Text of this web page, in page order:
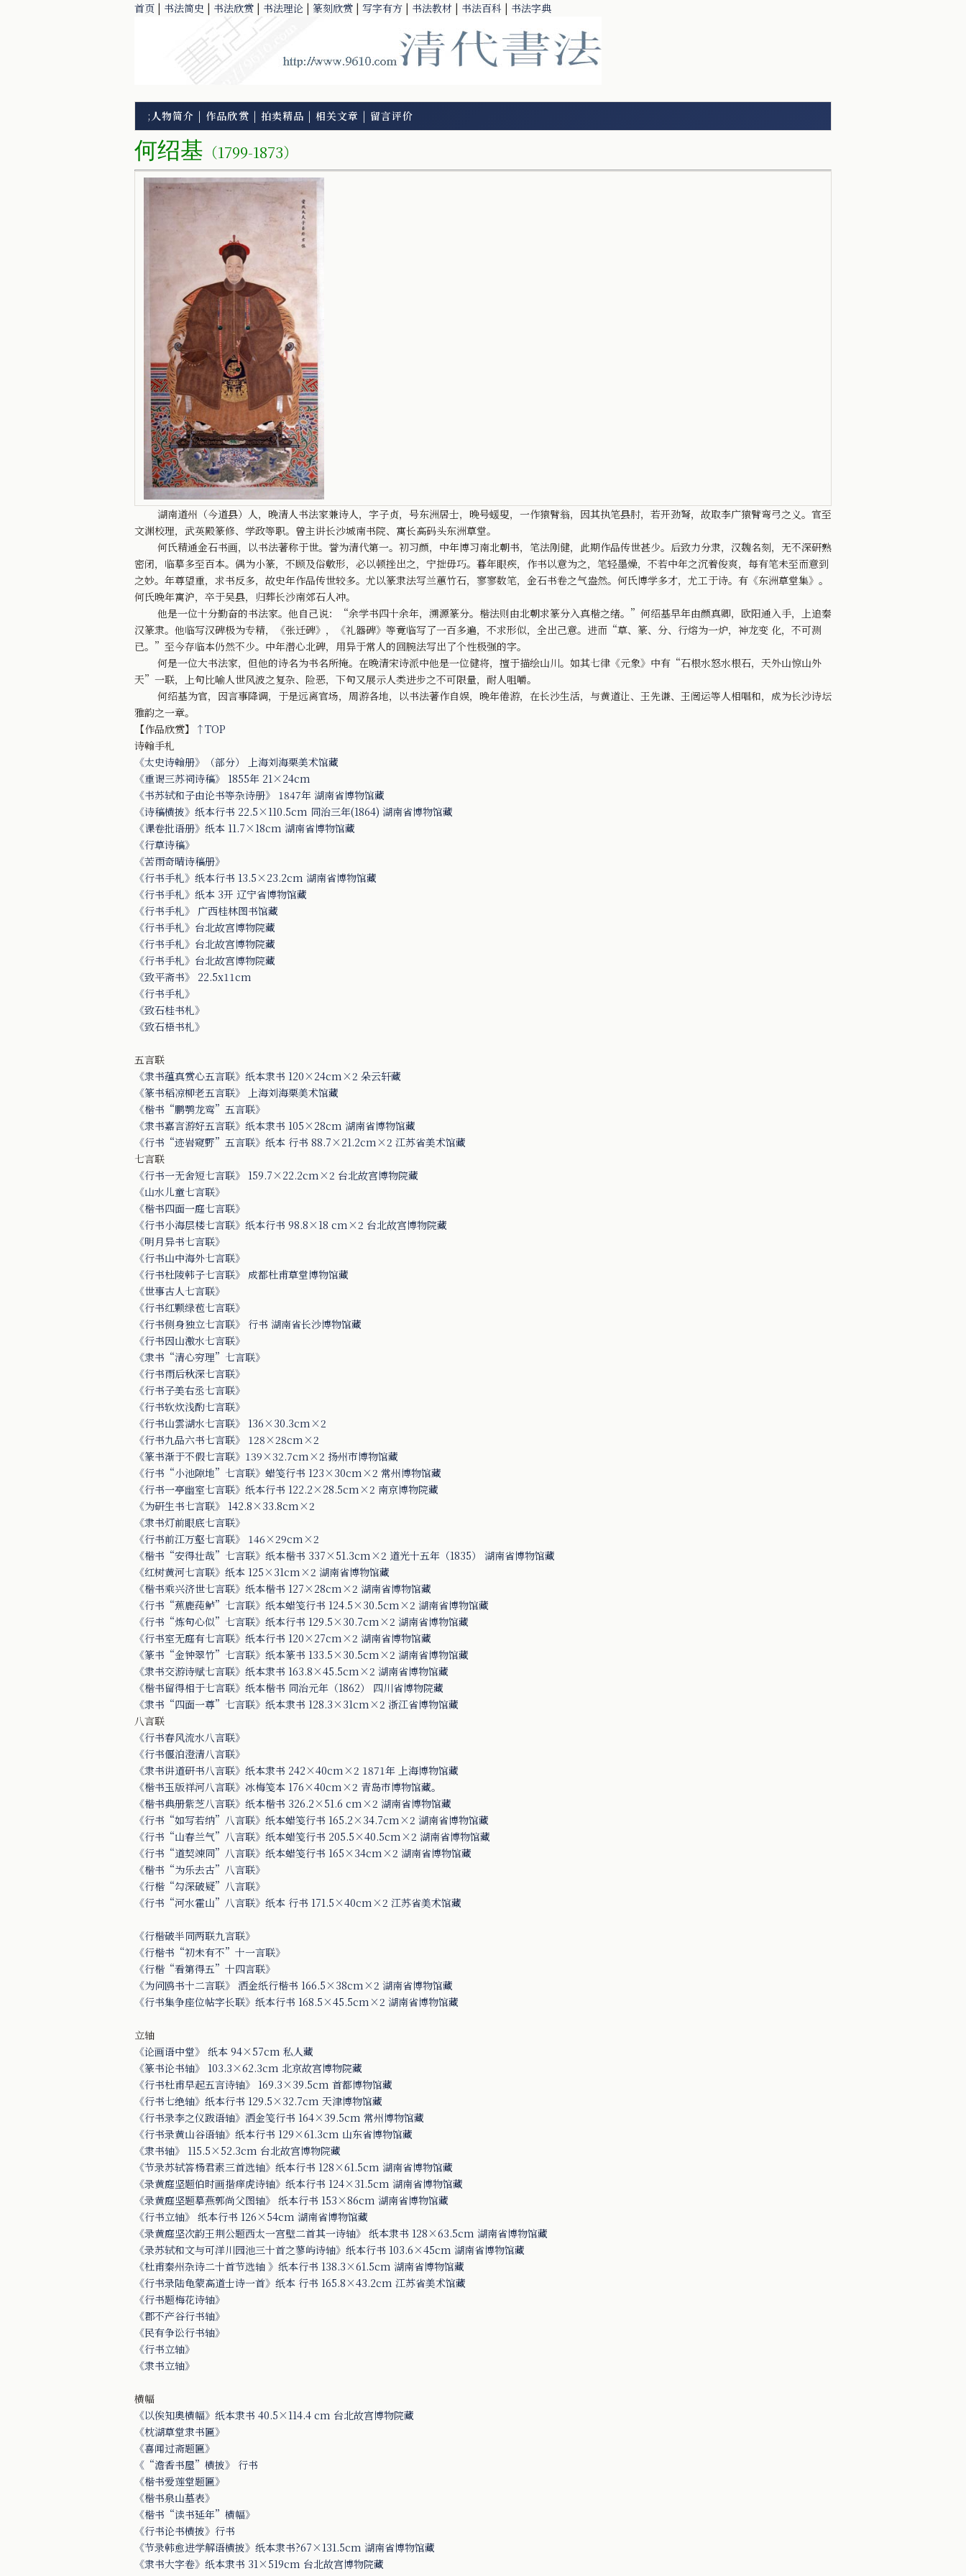
首页 | 书法简史 | 书法欣赏 | 书法理论 | 篆刻欣赏 | 写字有方 | 书法教材 | 书法百科 | 书法字典
; 人物简介 | 作品欣赏 | 拍卖精品 | 相关文章 | 留言评价
何绍基 （1799-1873）
湖南道州（今道县）人，晚清人书法家兼诗人，字子贞，号东洲居士，晚号蝯叟，一作猿臂翁，因其执笔县肘，若开劲弩，故取李广猿臂弯弓之义。官至
文渊校理，武英殿篆修、学政等职。曾主讲长沙城南书院、寓长高码头东洲草堂。
何氏精通金石书画，以书法著称于世。誉为清代第一。初习颜，中年博习南北朝书，笔法刚健，此期作品传世甚少。后致力分隶，汉魏名刻，无不深研熟
密闭，临摹多至百本。偶为小篆，不顾及俗敷形，必以顿挫出之，宁拙毋巧。暮年眼疾，作书以意为之，笔轻墨燥，不若中年之沉着俊爽，每有笔未至而意到
之妙。年尊望重，求书反多，故史年作品传世较多。尤以篆隶法写兰蕙竹石，寥寥数笔，金石书卷之气盎然。何氏博学多才，尤工于诗。有《东洲草堂集》。
何氏晚年寓沪，卒于吴县，归葬长沙南郊石人冲。
他是一位十分勤奋的书法家。他自己说：“余学书四十余年，溯源篆分。楷法则由北朝求篆分入真楷之绪。”何绍基早年由颜真卿，欧阳通入手，上追秦
汉篆隶。他临写汉碑极为专精，《张迁碑》，《礼器碑》等竟临写了一百多遍，不求形似，全出己意。进而“草、篆、分、行熔为一炉，神龙变 化，不可测
已。”至今存临本仍然不少。中年潜心北碑，用异于常人的回腕法写出了个性极强的字。
何是一位大书法家，但他的诗名为书名所掩。在晚清宋诗派中他是一位健将，擅于描绘山川。如其七律《元象》中有“石根水怒水根石，天外山惊山外
天”一联，上句比喻人世风波之复杂、险恶，下句又展示人类进步之不可限量，耐人咀嚼。
何绍基为官，因言事降调，于是远离官场，周游各地，以书法著作自娱，晚年倦游，在长沙生活，与黄道让、王先谦、王闿运等人相唱和，成为长沙诗坛
雅韵之一章。
【作品欣赏】 ↑TOP
诗翰手札
《太史诗翰册》（部分） 上海刘海栗美术馆藏
《重谒三苏祠诗稿》 1855年 21×24cm
《书苏轼和子由论书等杂诗册》 1847年 湖南省博物馆藏
《诗稿横披》纸本行书 22.5×110.5cm 同治三年(1864) 湖南省博物馆藏
《课卷批语册》纸本 11.7×18cm 湖南省博物馆藏
《行草诗稿》
《苦雨奇晴诗稿册》
《行书手札》纸本行书 13.5×23.2cm 湖南省博物馆藏
《行书手札》纸本 3开 辽宁省博物馆藏
《行书手札》 广西桂林图书馆藏
《行书手札》台北故宫博物院藏
《行书手札》台北故宫博物院藏
《行书手札》台北故宫博物院藏
《致平斋书》 22.5x11cm
《行书手札》
《致石桂书札》
《致石梧书札》
五言联
《隶书蕴真赏心五言联》纸本隶书 120×24cm×2 朵云轩藏
《篆书稻凉柳老五言联》 上海刘海栗美术馆藏
《楷书“鹏鹗龙鸾”五言联》
《隶书嘉言游好五言联》纸本隶书 105×28cm 湖南省博物馆藏
《行书“迹岩窥野”五言联》纸本 行书 88.7×21.2cm×2 江苏省美术馆藏
七言联
《行书一无舍短七言联》 159.7×22.2cm×2 台北故宫博物院藏
《山水儿童七言联》
《楷书四面一庭七言联》
《行书小海层楼七言联》纸本行书 98.8×18 cm×2 台北故宫博物院藏
《明月异书七言联》
《行书山中海外七言联》
《行书杜陵韩子七言联》 成都杜甫草堂博物馆藏
《世事古人七言联》
《行书红颗绿苞七言联》
《行书侧身独立七言联》 行书 湖南省长沙博物馆藏
《行书因山激水七言联》
《隶书“清心穷理”七言联》
《行书雨后秋深七言联》
《行书子美右丞七言联》
《行书软炊浅酌七言联》
《行书山雲湖水七言联》 136×30.3cm×2
《行书九品六书七言联》 128×28cm×2
《篆书渐于不假七言联》139×32.7cm×2 扬州市博物馆藏
《行书“小池隙地”七言联》蜡笺行书 123×30cm×2 常州博物馆藏
《行书一亭幽室七言联》纸本行书 122.2×28.5cm×2 南京博物院藏
《为研生书七言联》 142.8×33.8cm×2
《隶书灯前眼底七言联》
《行书前江万壑七言联》 146×29cm×2
《楷书“安得壮哉”七言联》纸本楷书 337×51.3cm×2 道光十五年（1835） 湖南省博物馆藏
《红树黄河七言联》纸本 125×31cm×2 湖南省博物馆藏
《楷书乘兴济世七言联》纸本楷书 127×28cm×2 湖南省博物馆藏
《行书“蕉鹿莼鲈”七言联》纸本蜡笺行书 124.5×30.5cm×2 湖南省博物馆藏
《行书“炼句心似”七言联》纸本行书 129.5×30.7cm×2 湖南省博物馆藏
《行书室无庭有七言联》纸本行书 120×27cm×2 湖南省博物馆藏
《篆书“金钟翠竹”七言联》纸本篆书 133.5×30.5cm×2 湖南省博物馆藏
《隶书交游诗赋七言联》纸本隶书 163.8×45.5cm×2 湖南省博物馆藏
《楷书留得相于七言联》纸本楷书 同治元年（1862） 四川省博物院藏
《隶书“四面一尊”七言联》纸本隶书 128.3×31cm×2 浙江省博物馆藏
八言联
《行书春风流水八言联》
《行书偃泊澄清八言联》
《隶书讲道研书八言联》纸本隶书 242×40cm×2 1871年 上海博物馆藏
《楷书玉版祥河八言联》冰梅笺本 176×40cm×2 青岛市博物馆藏。
《楷书典册紫芝八言联》纸本楷书 326.2×51.6 cm×2 湖南省博物馆藏
《行书“如写若纳”八言联》纸本蜡笺行书 165.2×34.7cm×2 湖南省博物馆藏
《行书“山春兰气”八言联》纸本蜡笺行书 205.5×40.5cm×2 湖南省博物馆藏
《行书“道契竦同”八言联》纸本蜡笺行书 165×34cm×2 湖南省博物馆藏
《楷书“为乐去古”八言联》
《行楷“勾深破疑”八言联》
《行书“河水霍山”八言联》纸本 行书 171.5×40cm×2 江苏省美术馆藏
《行楷破半同两联九言联》
《行楷书“初未有不”十一言联》
《行楷“看第得五”十四言联》
《为问鸥书十二言联》 洒金纸行楷书 166.5×38cm×2 湖南省博物馆藏
《行书集争座位帖字长联》纸本行书 168.5×45.5cm×2 湖南省博物馆藏
立轴
《论画语中堂》 纸本 94×57cm 私人藏
《篆书论书轴》 103.3×62.3cm 北京故宫博物院藏
《行书杜甫早起五言诗轴》 169.3×39.5cm 首都博物馆藏
《行书七绝轴》纸本行书 129.5×32.7cm 天津博物馆藏
《行书录李之仪跋语轴》洒金笺行书 164×39.5cm 常州博物馆藏
《行书录黄山谷语轴》纸本行书 129×61.3cm 山东省博物馆藏
《隶书轴》 115.5×52.3cm 台北故宫博物院藏
《节录苏轼答杨君素三首选轴》纸本行书 128×61.5cm 湖南省博物馆藏
《录黄庭坚题伯时画揩痒虎诗轴》纸本行书 124×31.5cm 湖南省博物馆藏
《录黄庭坚题摹燕郭尚父图轴》 纸本行书 153×86cm 湖南省博物馆藏
《行书立轴》 纸本行书 126×54cm 湖南省博物馆藏
《录黄庭坚次韵王荆公题西太一宫壁二首其一诗轴》 纸本隶书 128×63.5cm 湖南省博物馆藏
《录苏轼和文与可洋川园池三十首之蓼屿诗轴》纸本行书 103.6×45cm 湖南省博物馆藏
《杜甫秦州杂诗二十首节选轴 》纸本行书 138.3×61.5cm 湖南省博物馆藏
《行书录陆龟蒙高道士诗一首》纸本 行书 165.8×43.2cm 江苏省美术馆藏
《行书题梅花诗轴》
《郡不产谷行书轴》
《民有争讼行书轴》
《行书立轴》
《隶书立轴》
横幅
《以俟知奧横幅》纸本隶书 40.5×114.4 cm 台北故宫博物院藏
《枕湖草堂隶书匾》
《喜闻过斋题匾》
《“澹香书屋”横披》 行书
《楷书爱莲堂题匾》
《楷书泉山墓表》
《楷书“读书延年”横幅》
《行书论书横披》行书
《节录韩愈进学解语横披》纸本隶书?67×131.5cm 湖南省博物馆藏
《隶书大字卷》纸本隶书 31×519cm 台北故宫博物院藏